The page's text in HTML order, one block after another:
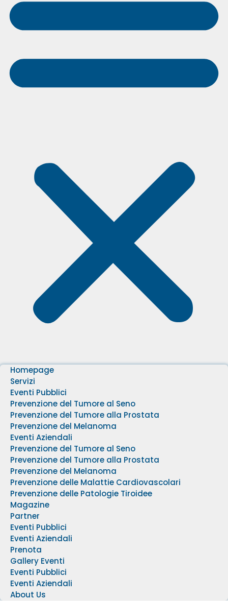
Homepage
Servizi
Eventi Pubblici
Prevenzione del Tumore al Seno
Prevenzione del Tumore alla Prostata
Prevenzione del Melanoma
Eventi Aziendali
Prevenzione del Tumore al Seno
Prevenzione del Tumore alla Prostata
Prevenzione del Melanoma
Prevenzione delle Malattie Cardiovascolari
Prevenzione delle Patologie Tiroidee
Magazine
Partner
Eventi Pubblici
Eventi Aziendali
Prenota
Gallery Eventi
Eventi Pubblici
Eventi Aziendali
About Us